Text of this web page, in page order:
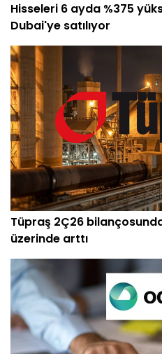
Hisseleri 6 ayda %375
Dubai'ye satılıyor
Tüpraş 2Ç26
üzerinde arttı